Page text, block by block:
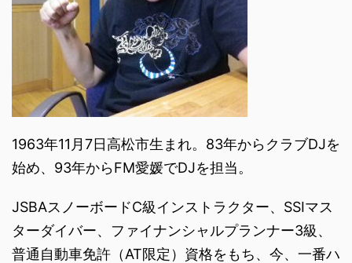
1963年11月7日高松市生まれ。83年からクラブDJを
始め、93年からFM愛媛でDJを担当。
JSBAスノーボードC級インストラクター、SSIマス
ターダイバー、ファイナンシャルプランナー3級、
普通自動車免許（AT限定）資格をもち、今、一番ハ